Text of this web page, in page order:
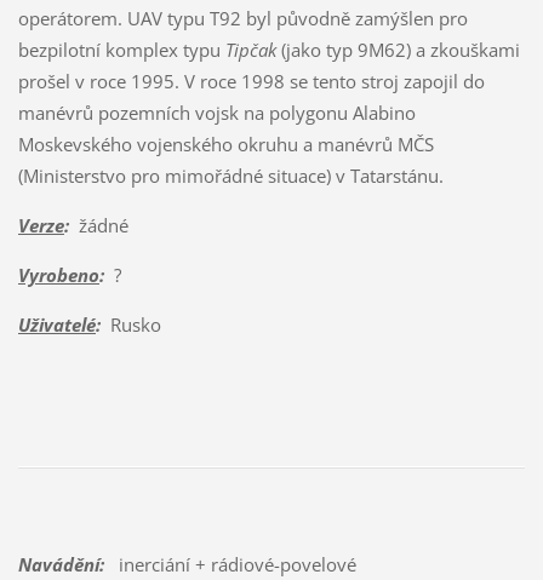
operátorem. UAV typu T92 byl původně zamýšlen pro
bezpilotní komplex typu Tipčak(jako typ 9M62) a zkouškami
prošel v roce 1995. V roce 1998 se tento stroj zapojil do
manévrů pozemních vojsk na polygonu Alabino
Moskevského vojenského okruhu a manévrů MČS
(Ministerstvo pro mimořádné situace) v Tatarstánu.
Verze:žádné
Vyrobeno:?
Uživatelé:Rusko
Navádění:inerciání + rádiové-povelové